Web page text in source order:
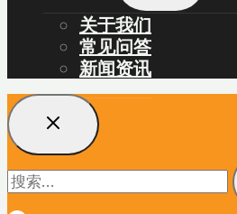
子
单
关于我们
常见问答
新闻资讯
搜
索：